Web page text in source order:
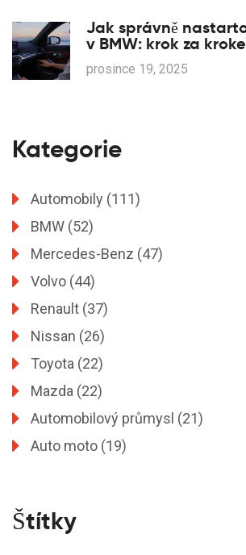
Jak správně
v BMW: krok za
bezproblémový start
prosince 19, 2025
Kategorie
Automobily (111)
BMW (52)
Mercedes-Benz (47)
Volvo (44)
Renault (37)
Nissan (26)
Toyota (22)
Mazda (22)
Automobilový průmysl (21)
Auto moto (19)
Štítky